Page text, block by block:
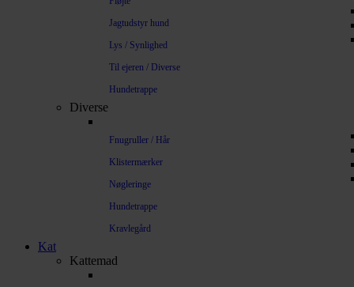
Jagtudstyr hund
Lys / Synlighed
Til ejeren / Diverse
Hundetrappe
Diverse
Fnugruller / Hår
Klistermærker
Nøgleringe
Hundetrappe
Kravlegård
Kat
Kattemad